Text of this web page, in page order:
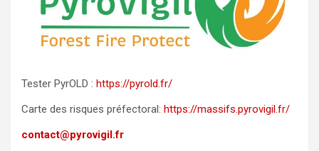
Tester PyrOLD : https://pyrold.fr/
Carte des risques préfectoral: https://massifs.pyrovigil.fr/
contact@pyrovigil.fr